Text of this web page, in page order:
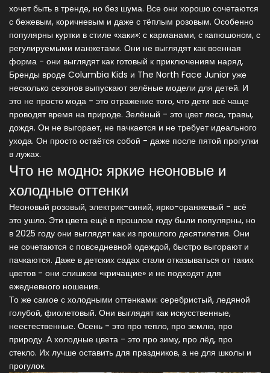
хочет быть в тренде, но без шума. Все они хорошо сочетаются
с бежевым, коричневым и даже с тёплым розовым. Особенно
популярны куртки в стиле «хаки»: с карманами, с капюшоном, с
регулируемыми манжетами. Они не выглядят как военная
форма - они выглядят как готовый к приключениям наряд.
Бренды вроде Columbia Kids и The North Face Junior уже
несколько сезонов выпускают зелёные модели для детей. И
это не просто мода - это отражение того, что дети всё чаще
проводят время на природе. Зелёный - это цвет леса, травы,
дождя. Он не выгорает, не пачкается и не требует идеального
ухода. Он просто остаётся собой - даже после пятой прогулки
в лужах.
Что не модно: яркие неоновые и
холодные оттенки
Неоновый розовый, электрик-синий, ярко-оранжевый - всё
это ушло. Эти цвета ещё в прошлом году были популярны, но
в 2025 году они выглядят как из прошлого десятилетия. Они
не сочетаются с повседневной одеждой, быстро выгорают и
пачкаются. Даже в детских садах стали отказываться от таких
цветов - они слишком «кричащие» и не подходят для
ежедневного ношения.
То же самое с холодными оттенками: серебристый, ледяной
голубой, фиолетовый. Они выглядят как искусственные,
неестественные. Осень - это про тепло, про землю, про
природу. А холодные цвета - это про зиму, про лёд, про
стекло. Их лучше оставить для праздников, а не для школы и
прогулок.